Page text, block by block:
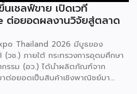
เชลฟ์ขาย เปิดเวที
ต่อยอดผลงานวิจัยสู่ตลาด
Thailand 2026 มีบูธของ
(วช.) ภายใต้ กระทรวงการอุดมศึกษา
รรม (อว.) ได้นำผลิตภัณฑ์จาก
าต่อยอดเป็นสินค้าเชิงพาณิชย์มา